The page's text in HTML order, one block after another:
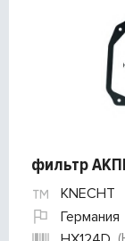
фильтр
KNECHT
Германия